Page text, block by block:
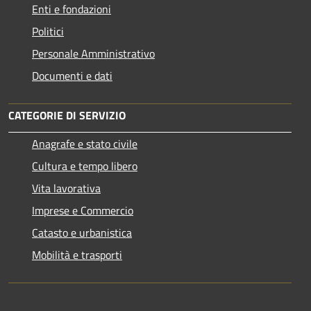
Enti e fondazioni
Politici
Personale Amministrativo
Documenti e dati
CATEGORIE DI SERVIZIO
Anagrafe e stato civile
Cultura e tempo libero
Vita lavorativa
Imprese e Commercio
Catasto e urbanistica
Mobilità e trasporti